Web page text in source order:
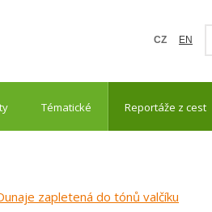
EN
CZ
Tématické Reportáže z cest
zapletená do tónů valčíku